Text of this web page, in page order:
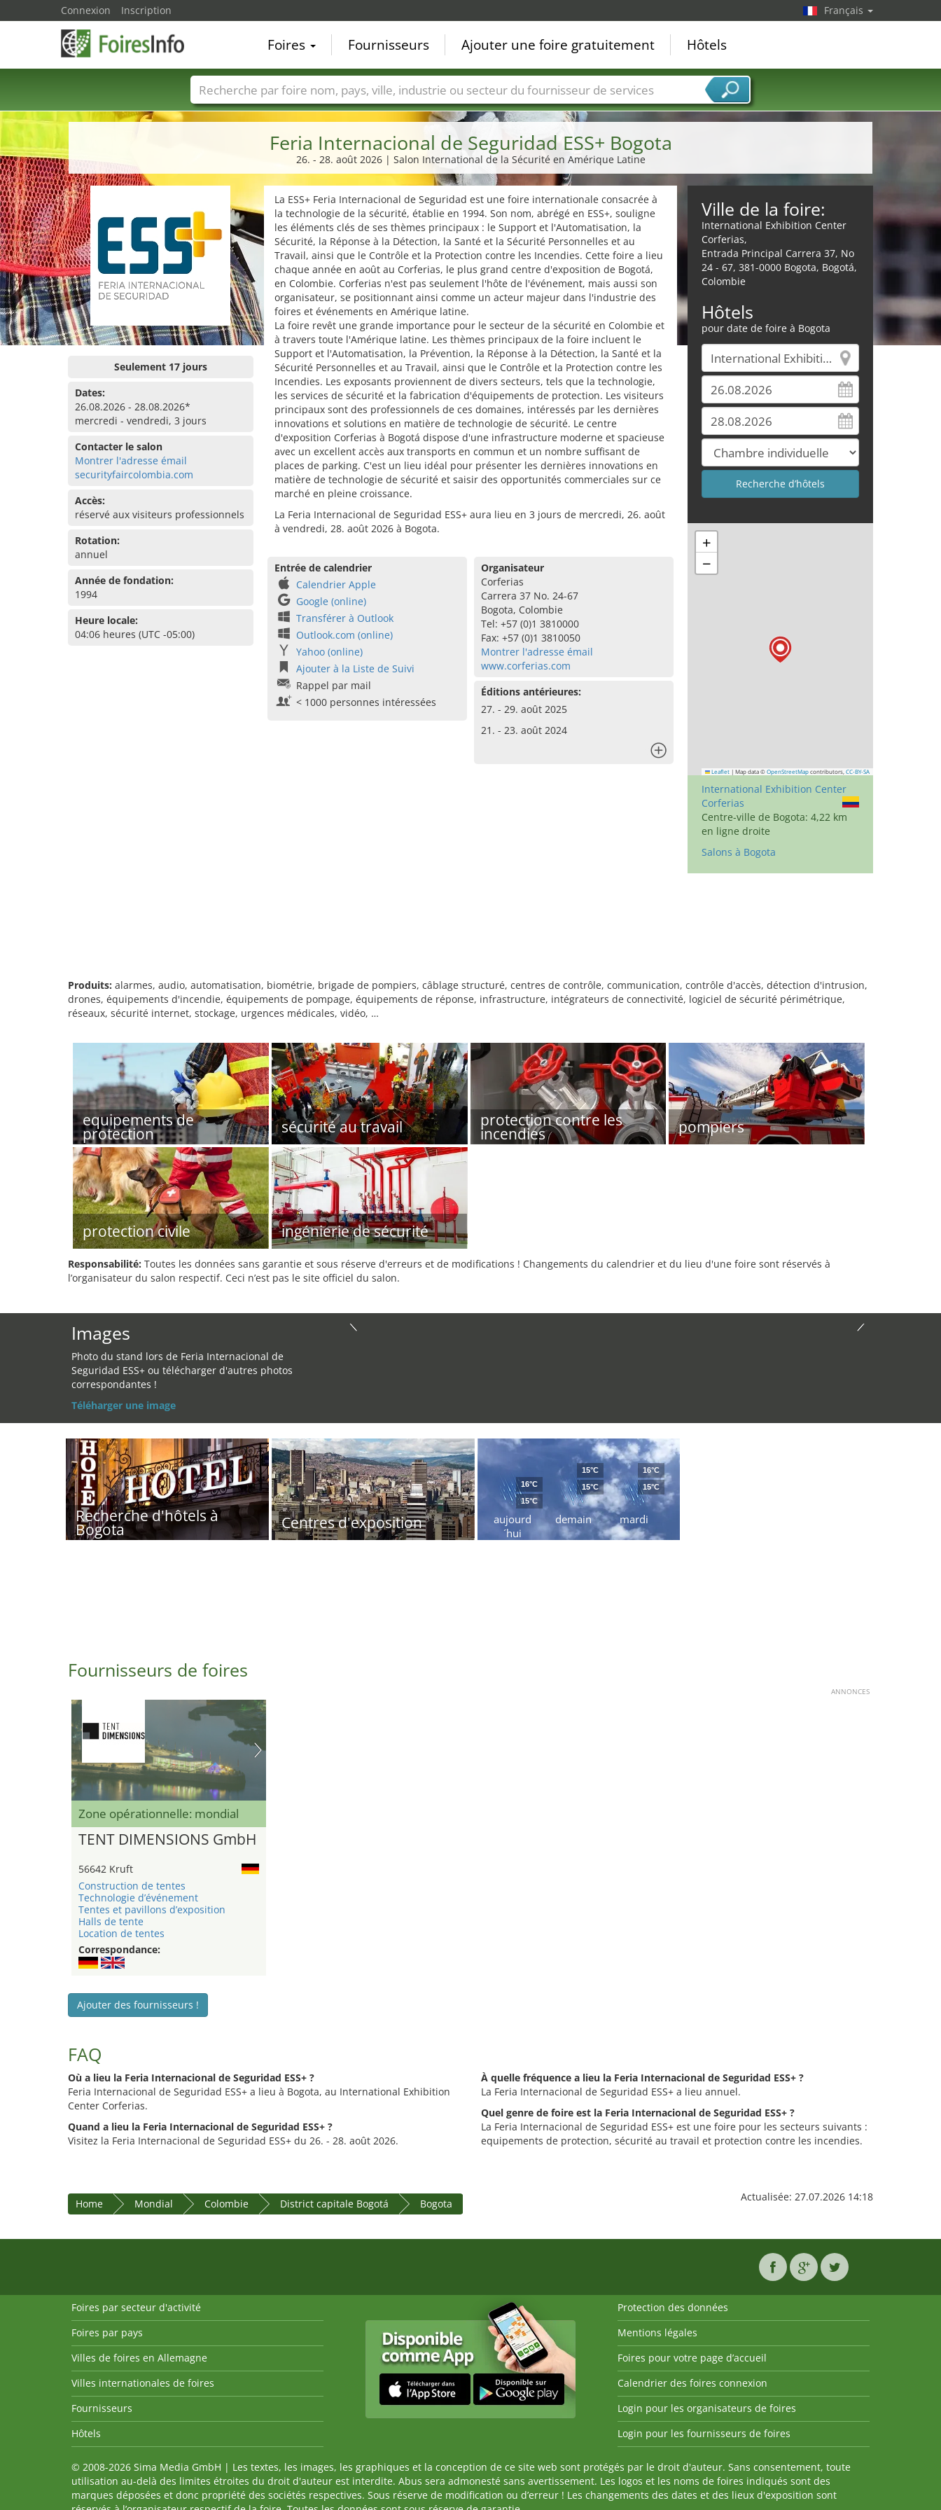
Feria Internacional de Seguridad ESS+ Bogota
26. - 28. août 2026 | Salon International de la Sécurité en Amérique Latine
Seulement 17 jours
Dates:
26.08.2026 - 28.08.2026*
mercredi - vendredi, 3 jours
Contacter le salon
Montrer l'adresse émail
securityfaircolombia.com
Accès:
réservé aux visiteurs professionnels
Rotation:
annuel
Année de fondation:
1994
Heure locale:
04:06 heures (UTC -05:00)
La ESS+ Feria Internacional de Seguridad est une foire internationale consacrée à
la technologie de la sécurité, établie en 1994. Son nom, abrégé en ESS+, souligne
les éléments clés de ses thèmes principaux : le Support et l'Automatisation, la
Sécurité, la Réponse à la Détection, la Santé et la Sécurité Personnelles et au
Travail, ainsi que le Contrôle et la Protection contre les Incendies. Cette foire a lieu
chaque année en août au Corferias, le plus grand centre d'exposition de Bogotá,
en Colombie. Corferias n'est pas seulement l'hôte de l'événement, mais aussi son
organisateur, se positionnant ainsi comme un acteur majeur dans l'industrie des
foires et événements en Amérique latine.
La foire revêt une grande importance pour le secteur de la sécurité en Colombie et
à travers toute l'Amérique latine. Les thèmes principaux de la foire incluent le
Support et l'Automatisation, la Prévention, la Réponse à la Détection, la Santé et la
Sécurité Personnelles et au Travail, ainsi que le Contrôle et la Protection contre les
Incendies. Les exposants proviennent de divers secteurs, tels que la technologie,
les services de sécurité et la fabrication d'équipements de protection. Les visiteurs
principaux sont des professionnels de ces domaines, intéressés par les dernières
innovations et solutions en matière de technologie de sécurité. Le centre
d'exposition Corferias à Bogotá dispose d'une infrastructure moderne et spacieuse
avec un excellent accès aux transports en commun et un nombre suffisant de
places de parking. C'est un lieu idéal pour présenter les dernières innovations en
matière de technologie de sécurité et saisir des opportunités commerciales sur ce
marché en pleine croissance.
La Feria Internacional de Seguridad ESS+ aura lieu en 3 jours de mercredi, 26. août
à vendredi, 28. août 2026 à Bogota.
Entrée de calendrier
Calendrier Apple
Google (online)
Transférer à Outlook
Outlook.com (online)
Yahoo (online)
Ajouter à la Liste de Suivi
Rappel par mail
< 1000 personnes intéressées
Organisateur
Corferias
Carrera 37 No. 24-67
Bogota, Colombie
Tel: +57 (0)1 3810000
Fax: +57 (0)1 3810050
Montrer l'adresse émail
www.corferias.com
Éditions antérieures:
27. - 29. août 2025
21. - 23. août 2024
Ville de la foire:
International Exhibition Center
Corferias,
Entrada Principal Carrera 37, No
24 - 67, 381-0000 Bogota, Bogotá,
Colombie
Hôtels
pour date de foire à Bogota
+
−
Leaflet | Map data © OpenStreetMap contributors, CC-BY-SA
International Exhibition Center
Corferias
Centre-ville de Bogota: 4,22 km
en ligne droite
Salons à Bogota
Produits: alarmes, audio, automatisation, biométrie, brigade de pompiers, câblage structuré, centres de contrôle, communication, contrôle d'accès, détection d'intrusion,
drones, équipements d'incendie, équipements de pompage, équipements de réponse, infrastructure, intégrateurs de connectivité, logiciel de sécurité périmétrique,
réseaux, sécurité internet, stockage, urgences médicales, vidéo, …
equipements de
protection sécurité au travail protection contre les
incendies pompiers
protection civile ingénierie de sécurité
Responsabilité: Toutes les données sans garantie et sous réserve d'erreurs et de modifications ! Changements du calendrier et du lieu d'une foire sont réservés à
l’organisateur du salon respectif. Ceci n’est pas le site officiel du salon.
Images
Photo du stand lors de Feria Internacional de
Seguridad ESS+ ou télécharger d'autres photos
correspondantes !
Téléharger une image
Recherche d'hôtels à
Bogota Centres d'exposition
aujourd
´hui
16°C
15°C
demain
15°C
15°C
mardi
16°C
15°C
Fournisseurs de foires
ANNONCES
Zone opérationnelle: mondial
TENT DIMENSIONS GmbH
56642 Kruft
Construction de tentes
Technologie d’événement
Tentes et pavillons d’exposition
Halls de tente
Location de tentes
Correspondance:
Ajouter des fournisseurs !
FAQ
Où a lieu la Feria Internacional de Seguridad ESS+ ?
Feria Internacional de Seguridad ESS+ a lieu à Bogota, au International Exhibition
Center Corferias.
Quand a lieu la Feria Internacional de Seguridad ESS+ ?
Visitez la Feria Internacional de Seguridad ESS+ du 26. - 28. août 2026.
À quelle fréquence a lieu la Feria Internacional de Seguridad ESS+ ?
La Feria Internacional de Seguridad ESS+ a lieu annuel.
Quel genre de foire est la Feria Internacional de Seguridad ESS+ ?
La Feria Internacional de Seguridad ESS+ est une foire pour les secteurs suivants :
equipements de protection, sécurité au travail et protection contre les incendies.
Home Mondial Colombie District capitale Bogotá Bogota
Actualisée: 27.07.2026 14:18
Connexion Inscription Français
Foires Fournisseurs Ajouter une foire gratuitement Hôtels
Foire noms Pays Villes Secteurs de foire Secteurs du fournisseur de services
Foires par secteur d'activité
Foires par pays
Villes de foires en Allemagne
Villes internationales de foires
Fournisseurs
Hôtels
Protection des données
Mentions légales
Foires pour votre page d’accueil
Calendrier des foires connexion
Login pour les organisateurs de foires
Login pour les fournisseurs de foires
© 2008-2026 Sima Media GmbH | Les textes, les images, les graphiques et la conception de ce site web sont protégés par le droit d'auteur. Sans consentement, toute
utilisation au-delà des limites étroites du droit d'auteur est interdite. Abus sera admonesté sans avertissement. Les logos et les noms de foires indiqués sont des
marques déposées et donc propriété des sociétés respectives. Sous réserve de modification ou d’erreur ! Les changements des dates et des lieux d'exposition sont